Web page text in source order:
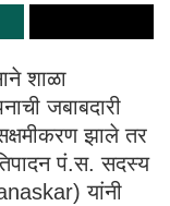
शाळा
जबाबदारी
झाले तर
पं.स. सदस्य
यांनी